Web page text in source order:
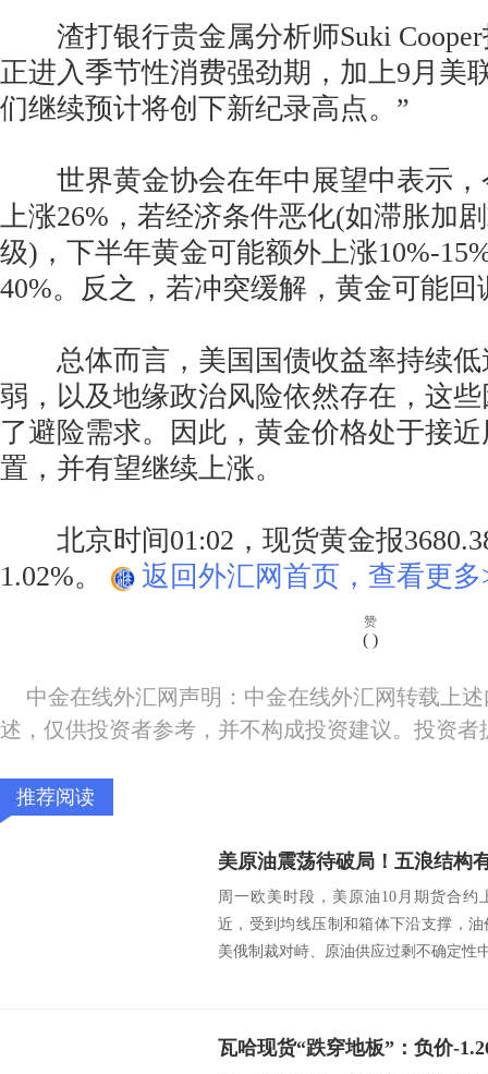
渣打银行贵金属分析师Suki Cooper
正进入季节性消费强劲期，加上9月美
们继续预计将创下新纪录高点。”
世界黄金协会在年中展望中表示，
上涨26%，若经济条件恶化(如滞胀加
级)，下半年黄金可能额外上涨10%-
40%。反之，若冲突缓解，黄金可能回
总体而言，美国国债收益率持续低
弱，以及地缘政治风险依然存在，这
了避险需求。因此，黄金价格处于接
置，并有望继续上涨。
北京时间01:02，现货黄金报
1.02%。
返回外汇网首页，查看更多
赞
( )
中金在线外汇网声明：中金在线外汇网转载上
述，仅供投资者参考，并不构成投资建议。投资
推荐阅读
美原油震荡待破局！五浪结构
周一欧美时段，美原油10月期货合约
近，受到均线压制和箱体下沿支撑，
美俄制裁对峙、原油供应过剩不确定性